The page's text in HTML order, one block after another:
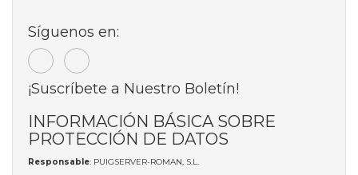
Síguenos en:
¡Suscríbete a Nuestro Boletín!
INFORMACIÓN BÁSICA SOBRE
PROTECCIÓN DE DATOS
Responsable: PUIGSERVER-ROMAN, S.L.